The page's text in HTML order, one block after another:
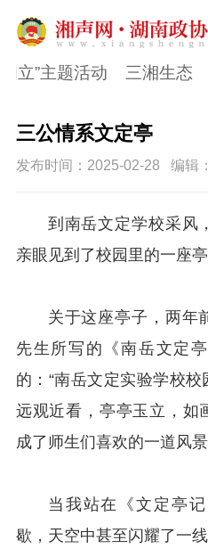
立”主题活动 三湘生态
三公情系文定亭
发布时间：2025-02-28 编辑
到南岳文定学校采风
亲眼见到了校园里的一座
关于这座亭子，两年
先生所写的《南岳文定
的：“南岳文定实验学校校
远观近看，亭亭玉立，如
成了师生们喜欢的一道风
当我站在《文定亭
歇，天空中甚至闪耀了一线